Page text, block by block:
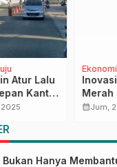
Atur Lalu
Kantor
di
Ekonomi
Merah
calendar_monthJum,
Bukan Hanya